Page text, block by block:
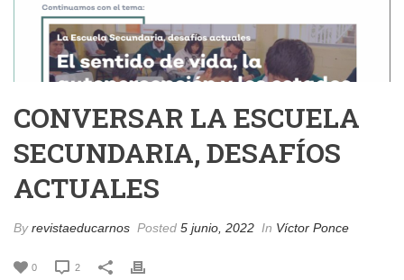
CONVERSAR LA ESCUELA
SECUNDARIA, DESAFÍOS
ACTUALES
Byrevistaeducarnos Posted 5 junio, 2022 In Víctor Ponce
0 2